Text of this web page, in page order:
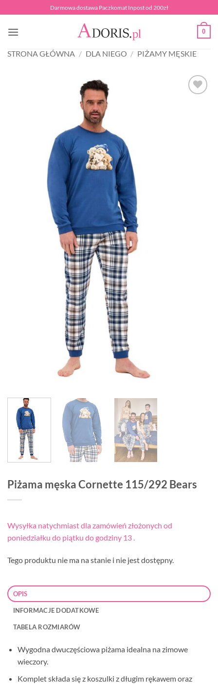
do
zawartości
Darmowa dostawa Paczkomat Inpost od 200zł
0
STRONA GŁÓWNA / DLA NIEGO / PIŻAMY MĘSKIE
Piżama męska Cornette 115/292 Bears
Wysyłka natychmiast dla zamówień złożonych od
poniedziałku do piątku do godziny 13 .
Tego produktu nie ma na stanie i nie jest dostępny.
OPIS
INFORMACJE DODATKOWE
TABELA ROZMIARÓW
Wygodna dwuczęściowa piżama idealna na zimowe
wieczory.
Komplet składa się z koszulki z długim rękawem oraz